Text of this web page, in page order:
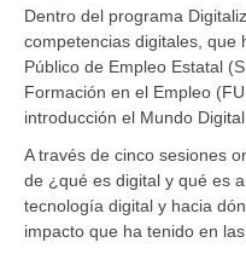
Dentro del programa
competencias digitales, que
Público de Empleo Estatal
Formación en el Empleo
introducción el Mundo
A través de cinco sesiones
de ¿qué es digital y qué es
tecnología digital y hacia
impacto que ha tenido en